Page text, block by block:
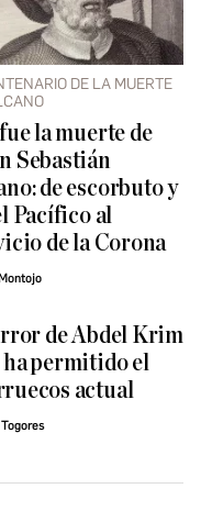
DE LA MUERTE
la muerte de
Sebastián
de escorbuto y
Pacífico al
de la Corona
de Abdel Krim
ha permitido el
actual